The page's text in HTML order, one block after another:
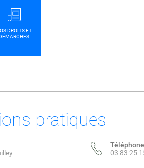
DROITS ET
pratiques
Téléphone
03 83 25